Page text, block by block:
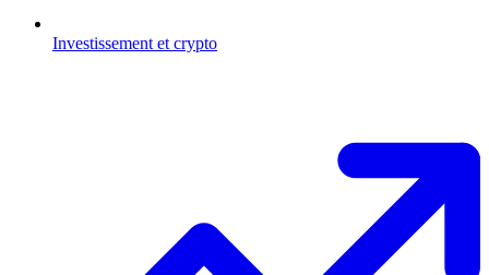
Investissement et crypto